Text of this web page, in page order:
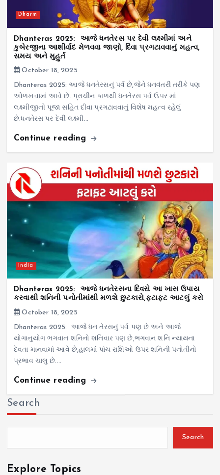
Dharm
Dhanteras 2025: આજે ધનતેરસ પર દેવી લક્ષ્મીમાં અને
કુબેરજીના આશીર્વાદ મેળવવા જાણો, દિવા પ્રગટાવવાનું મહત્વ,
સમય અને મુહુર્ત
October 18, 2025
Dhanteras 2025: આજે ધનતેરસનું પર્વ છે,જેને ધનવંતરી તરીકે પણ
ઓળખવામાં આવે છે. પ્રાચીન કાળથી ધનતેરસ પર્વ ઉપર માં
લક્ષ્મીજીની પૂજા સહિત દીવા પ્રગટાવવાનું વિશેષ મહત્વ રહેલું
છે.ધનતેરસ પર દેવી લક્ષ્મી…
Continue reading
India
Dhanteras 2025: આજે ધનતેરસના દિવસે આ ખાસ ઉપાય
કરવાથી શનિની પનોતીમાંથી મળશે છુટકારો,ફટાફટ આટલું કરો
October 18, 2025
Dhanteras 2025: આજે ધન તેરસનું પર્વ પણ છે અને આજે
યોગાનુયોગ ભગવાન શનિનો શનિવાર પણ છે,ભગવાન શનિ ન્યાયના
દેવતા માનવામાં આવે છે,હાલમાં પાંચ રાશિઓ ઉપર શનિની પનોતીનો
પ્રભાવ ચાલુ છે.…
Continue reading
Search
Search
Explore Topics